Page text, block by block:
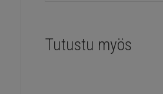
Tutustu myös